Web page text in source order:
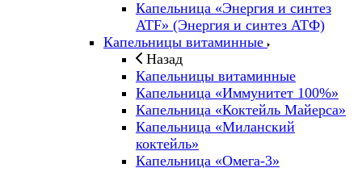
Капельница «Энергия и синтез
ATF» (Энергия и синтез АТФ)
Капельницы витаминные
Назад
Капельницы витаминные
Капельница «Иммунитет 100%»
Капельница «Коктейль Майерса»
Капельница «Миланский
коктейль»
Капельница «Омега-3»